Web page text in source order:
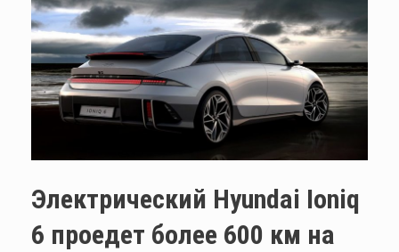
Электрический Hyundai Ioniq
6 проедет более 600 км на